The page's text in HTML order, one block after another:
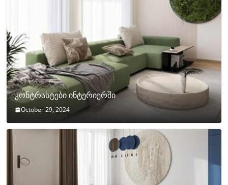
კონტრასტები ინტერიერში
October 29, 2024